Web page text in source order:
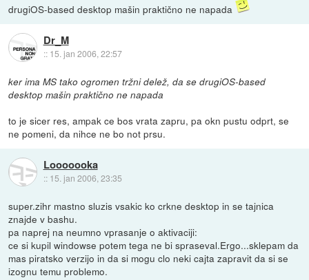
drugiOS-based desktop mašin praktično ne napada
Dr_M
:: 15. jan 2006, 22:57
ker ima MS tako ogromen tržni delež, da se drugiOS-based
desktop mašin praktično ne napada
to je sicer res, ampak ce bos vrata zapru, pa okn pustu odprt, se
ne pomeni, da nihce ne bo not prsu.
Looooooka
:: 15. jan 2006, 23:35
super.zihr mastno sluzis vsakic ko crkne desktop in se tajnica
znajde v bashu.
pa naprej na neumno vprasanje o aktivaciji:
ce si kupil windowse potem tega ne bi spraseval.Ergo...sklepam da
mas piratsko verzijo in da si mogu clo neki cajta zapravit da si se
izognu temu problemo.